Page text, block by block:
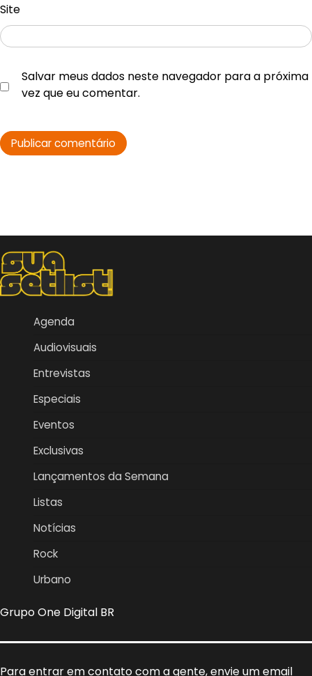
Site
Salvar meus dados neste navegador para a próxima
vez que eu comentar.
Agenda
Audiovisuais
Entrevistas
Especiais
Eventos
Exclusivas
Lançamentos da Semana
Listas
Notícias
Rock
Urbano
Grupo One Digital BR
Para entrar em contato com a gente, envie um email